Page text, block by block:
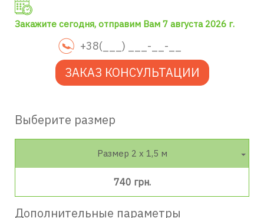
Закажите сегодня, отправим Вам 7 августа 2026 г.
ЗАКАЗ КОНСУЛЬТАЦИИ
Выберите размер
Размер 2 х 1,5 м
740 грн.
Дополнительные параметры